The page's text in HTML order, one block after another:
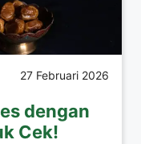
27 Februari 2026
dengan
Cek!